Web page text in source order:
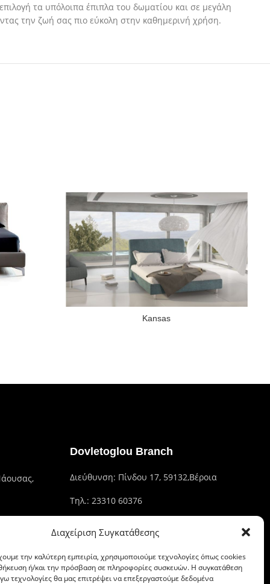
Διαχείριση Συγκατάθεσης
την καλύτερη εμπειρία, χρησιμοποιούμε τεχνολογίες όπως cookies
ή/και την πρόσβαση σε πληροφορίες συσκευών. Η συγκατάθεση
τεχνολογίες θα μας επιτρέψει να επεξεργαστούμε δεδομένα
τα υπόλοιπα έπιπλα του δωματίου και σε μεγάλη
την ζωή σας πιο εύκολη στην καθημερινή χρήση.
Kansas
Dovletoglou Branch
Διεύθυνση: Πίνδου 17, 59132,Βέροια
Τηλ.: 23310 60376